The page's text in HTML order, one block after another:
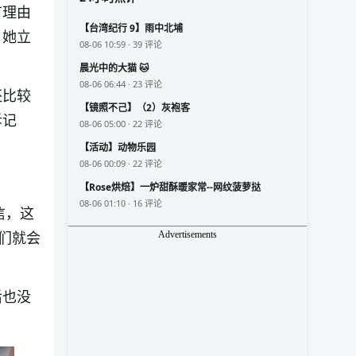
由
立
较
，这
就会
没
【台湾纪行 9】雨中北埔
08-06 10:59 · 39 评论
晨光中的大猫 🐱
08-06 06:44 · 23 评论
【镜照不己】（2）灰袍客
08-06 05:00 · 22 评论
【活动】动物乐园
08-06 00:09 · 22 评论
【Rose烘焙】一炉甜酥暖家常--网纹菠萝挞
08-06 01:10 · 16 评论
Advertisements